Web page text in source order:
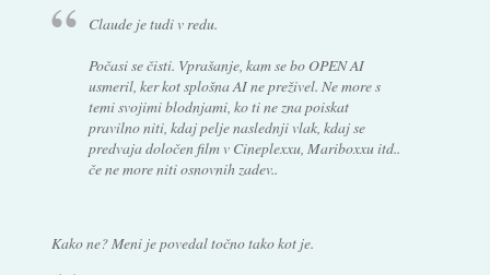
Claude je tudi v redu.
Počasi se čisti. Vprašanje, kam se bo OPEN AI
usmeril, ker kot splošna AI ne preživel. Ne more s
temi svojimi blodnjami, ko ti ne zna poiskat
pravilno niti, kdaj pelje naslednji vlak, kdaj se
predvaja določen film v Cineplexxu, Mariboxxu itd..
če ne more niti osnovnih zadev..
Kako ne? Meni je povedal točno tako kot je.